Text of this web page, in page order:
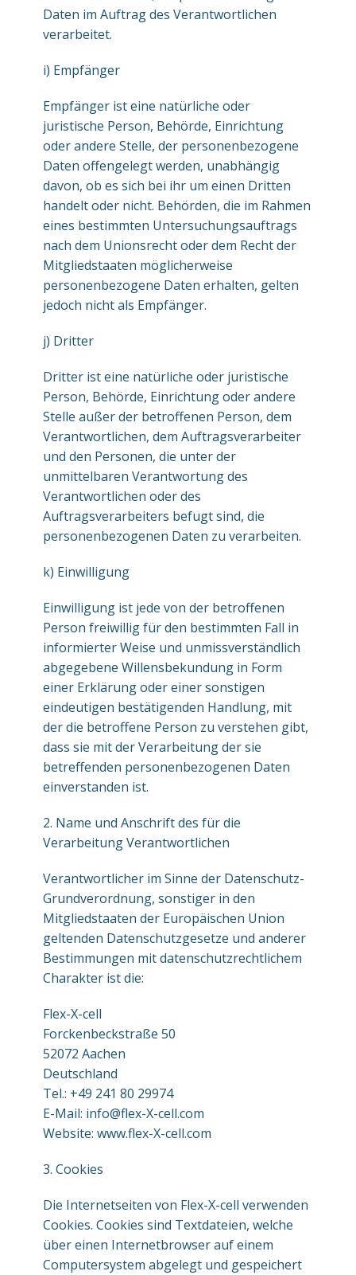
Daten im Auftrag des Verantwortlichen
verarbeitet.
i) Empfänger
Empfänger ist eine natürliche oder
juristische Person, Behörde, Einrichtung
oder andere Stelle, der personenbezogene
Daten offengelegt werden, unabhängig
davon, ob es sich bei ihr um einen Dritten
handelt oder nicht. Behörden, die im Rahmen
eines bestimmten Untersuchungsauftrags
nach dem Unionsrecht oder dem Recht der
Mitgliedstaaten möglicherweise
personenbezogene Daten erhalten, gelten
jedoch nicht als Empfänger.
j) Dritter
Dritter ist eine natürliche oder juristische
Person, Behörde, Einrichtung oder andere
Stelle außer der betroffenen Person, dem
Verantwortlichen, dem Auftragsverarbeiter
und den Personen, die unter der
unmittelbaren Verantwortung des
Verantwortlichen oder des
Auftragsverarbeiters befugt sind, die
personenbezogenen Daten zu verarbeiten.
k) Einwilligung
Einwilligung ist jede von der betroffenen
Person freiwillig für den bestimmten Fall in
informierter Weise und unmissverständlich
abgegebene Willensbekundung in Form
einer Erklärung oder einer sonstigen
eindeutigen bestätigenden Handlung, mit
der die betroffene Person zu verstehen gibt,
dass sie mit der Verarbeitung der sie
betreffenden personenbezogenen Daten
einverstanden ist.
2. Name und Anschrift des für die
Verarbeitung Verantwortlichen
Verantwortlicher im Sinne der Datenschutz-
Grundverordnung, sonstiger in den
Mitgliedstaaten der Europäischen Union
geltenden Datenschutzgesetze und anderer
Bestimmungen mit datenschutzrechtlichem
Charakter ist die:
Flex-X-cell
Forckenbeckstraße 50
52072 Aachen
Deutschland
Tel.: +49 241 80 29974
E-Mail: info@flex-X-cell.com
Website: www.flex-X-cell.com
3. Cookies
Die Internetseiten von Flex-X-cell verwenden
Cookies. Cookies sind Textdateien, welche
über einen Internetbrowser auf einem
Computersystem abgelegt und gespeichert